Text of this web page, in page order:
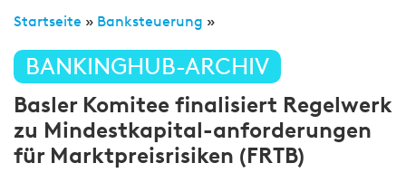
Startseite » Banksteuerung »
BANKINGHUB-ARCHIV
Basler Komitee finalisiert Regelwerk
zu Mindestkapital-anforderungen
für Marktpreisrisiken (FRTB)